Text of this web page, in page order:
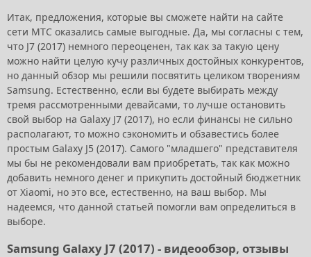
Итак, предложения, которые вы сможете найти на сайте
сети МТС оказались самые выгодные. Да, мы согласны с тем,
что J7 (2017) немного переоценен, так как за такую цену
можно найти целую кучу различных достойных конкурентов,
но данный обзор мы решили посвятить целиком творениям
Samsung. Естественно, если вы будете выбирать между
тремя рассмотренными девайсами, то лучше остановить
свой выбор на Galaxy J7 (2017), но если финансы не сильно
располагают, то можно сэкономить и обзавестись более
простым Galaxy J5 (2017). Самого "младшего" представителя
мы бы не рекомендовали вам приобретать, так как можно
добавить немного денег и прикупить достойный бюджетник
от Xiaomi, но это все, естественно, на ваш выбор. Мы
надеемся, что данной статьей помогли вам определиться в
выборе.
Samsung Galaxy J7 (2017) - видеообзор, отзывы